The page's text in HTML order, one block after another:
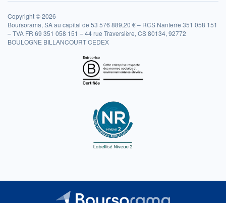
Copyright © 2026
Boursorama, SA au capital de 53 576 889,20 € – RCS Nanterre 351 058 151
– TVA FR 69 351 058 151 – 44 rue Traversière, CS 80134, 92772
BOULOGNE BILLANCOURT CEDEX